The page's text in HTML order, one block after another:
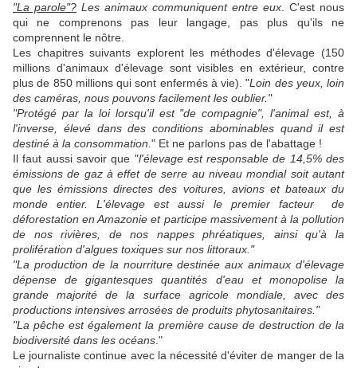
"La parole"? Les animaux communiquent entre eux . C'est nous
qui ne comprenons pas leur langage, pas plus qu'ils ne
comprennent le nôtre.
Les chapitres suivants explorent les méthodes d'élevage (150
millions d'animaux d'élevage sont visibles en extérieur, contre
plus de 850 millions qui sont enfermés à vie). "Loin des yeux, loin
des caméras, nous pouvons facilement les oublier."
"Protégé par la loi lorsqu'il est "de compagnie", l'animal est, à
l'inverse, élevé dans des conditions abominables quand il est
destiné à la consommation. " Et ne parlons pas de l'abattage !
Il faut aussi savoir que "l'élevage est responsable de 14,5% des
émissions de gaz à effet de serre au niveau mondial soit autant
que les émissions directes des voitures, avions et bateaux du
monde entier. L'élevage est aussi le premier facteur de
déforestation en Amazonie et participe massivement à la pollution
de nos rivières, de nos nappes phréatiques, ainsi qu'à la
prolifération d'algues toxiques sur nos littoraux."
"La production de la nourriture destinée aux animaux d'élevage
dépense de gigantesques quantités d'eau et monopolise la
grande majorité de la surface agricole mondiale, avec des
productions intensives arrosées de produits phytosanitaires."
"La pêche est également la première cause de destruction de la
biodiversité dans les océans ."
Le journaliste continue avec la nécessité d'éviter de manger de la